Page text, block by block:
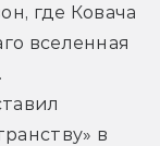
где Ковача
вселенная
в